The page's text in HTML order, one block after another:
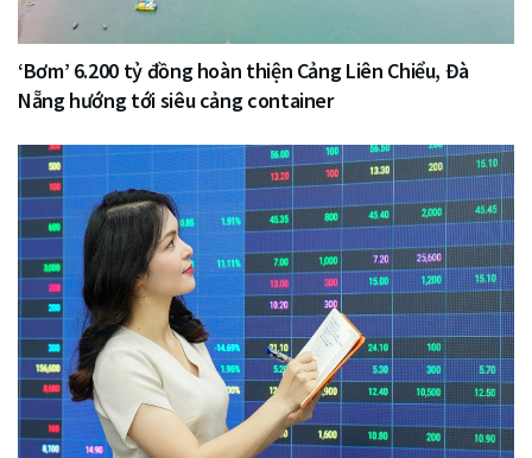
‘Bơm’ 6.200 tỷ đồng hoàn thiện Cảng Liên Chiểu, Đà
Nẵng hướng tới siêu cảng container